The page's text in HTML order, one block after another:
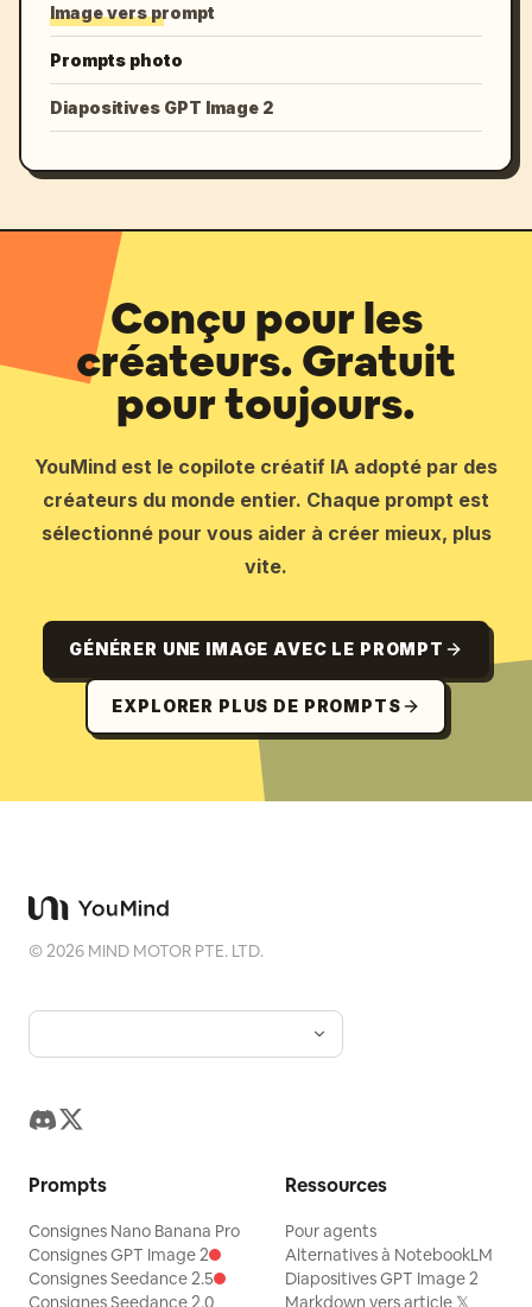
Image vers prompt
Prompts photo
Diapositives GPT Image 2
Conçu pour les
créateurs. Gratuit
pour toujours.
YouMind est le copilote créatif IA adopté par des
créateurs du monde entier. Chaque prompt est
sélectionné pour vous aider à créer mieux, plus
vite.
GÉNÉRER UNE IMAGE AVEC LE PROMPT
EXPLORER PLUS DE PROMPTS
©2026 MIND MOTOR PTE. LTD.
Prompts
Consignes Nano Banana Pro
Consignes GPT Image 2
Consignes Seedance 2.5
Consignes Seedance 2.0
Ressources
Pour agents
Alternatives à NotebookLM
Diapositives GPT Image 2
Markdown vers article 𝕏